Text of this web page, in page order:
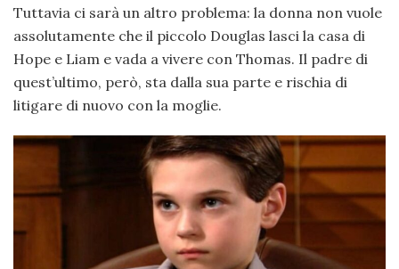
Tuttavia ci sarà un altro problema: la donna non vuole
assolutamente che il piccolo Douglas lasci la casa di
Hope e Liam e vada a vivere con Thomas. Il padre di
quest’ultimo, però, sta dalla sua parte e rischia di
litigare di nuovo con la moglie.